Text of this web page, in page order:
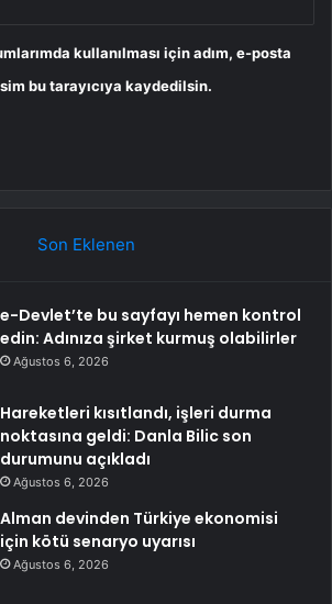
kullanılması için adım, e-posta
bu tarayıcıya kaydedilsin.
Son Eklenen
e-Devlet’te bu sayfayı hemen kontrol
edin: Adınıza şirket kurmuş olabilirler
Ağustos 6, 2026
Hareketleri kısıtlandı, işleri durma
noktasına geldi: Danla Bilic son
durumunu açıkladı
Ağustos 6, 2026
Alman devinden Türkiye ekonomisi
için kötü senaryo uyarısı
Ağustos 6, 2026